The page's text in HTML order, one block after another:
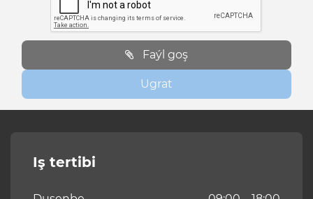
Faýl goş
Ugrat
Iş tertibi